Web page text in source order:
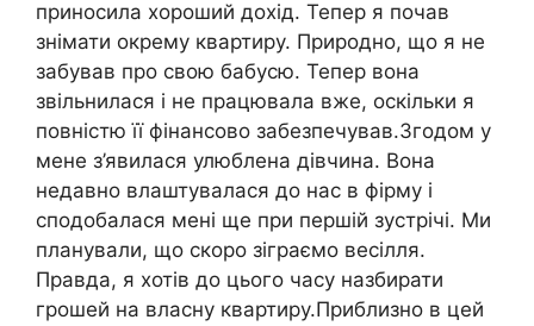
приносила хороший дохід. Тепер я почав
знімати окрему квартиру. Природно, що я не
забував про свою бабусю. Тепер вона
звільнилася і не працювала вже, оскільки я
повністю її фінансово забезпечував.Згодом у
мене з’явилася улюблена дівчина. Вона
недавно влаштувалася до нас в фірму і
сподобалася мені ще при першій зустрічі. Ми
планували, що скоро зіграємо весілля.
Правда, я хотів до цього часу назбирати
грошей на власну квартиру.Приблизно в цей